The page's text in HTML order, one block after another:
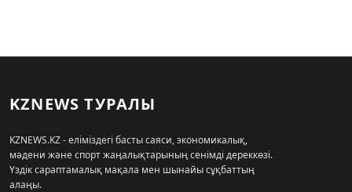
KZNEWS ТУРАЛЫ
KZNEWS.KZ - еліміздегі басты саяси, экономикалық,
мәдени және спорт жаңалықтарының сенімді дереккөзі.
Үздік сараптамалық мақала мен шынайы сұқбаттың
алаңы.